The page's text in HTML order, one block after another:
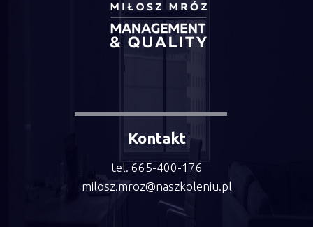
Kontakt
tel. 665-400-176
milosz.mroz@naszkoleniu.pl